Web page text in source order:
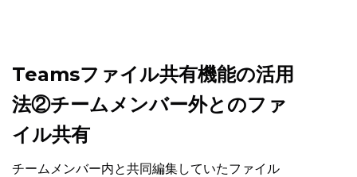
Teamsファイル共有機能の活用
法②チームメンバー外とのファ
イル共有
チームメンバー内と共同編集していたファイル